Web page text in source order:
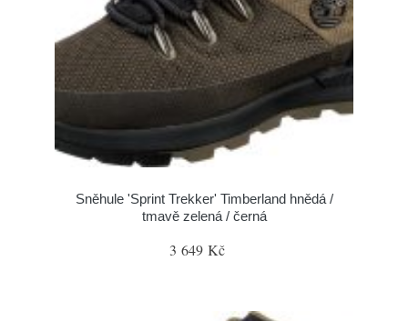
Sněhule 'Sprint Trekker' Timberland hnědá /
tmavě zelená / černá
3 649 Kč